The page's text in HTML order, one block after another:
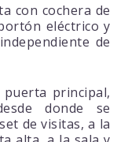
con cochera de
eléctrico y
de
principal,
donde se
de visitas, a la